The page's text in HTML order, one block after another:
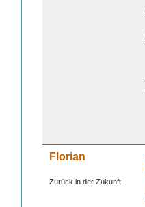
Florian
Zurück in der Zukunft